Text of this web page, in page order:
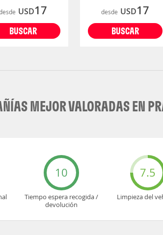
USD17
BUSCAR
desde USD17
BUSCAR
MEJOR VALORADAS EN
10
Tiempo espera recogida /
devolución
7.5
Limpieza del